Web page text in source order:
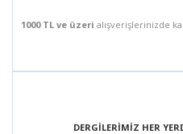
1000 TL ve üzeri alışverişlerinizde
DERGİLERİMİZ HER